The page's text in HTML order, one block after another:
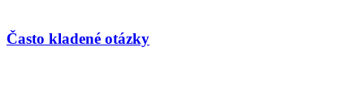
Často kladené otázky